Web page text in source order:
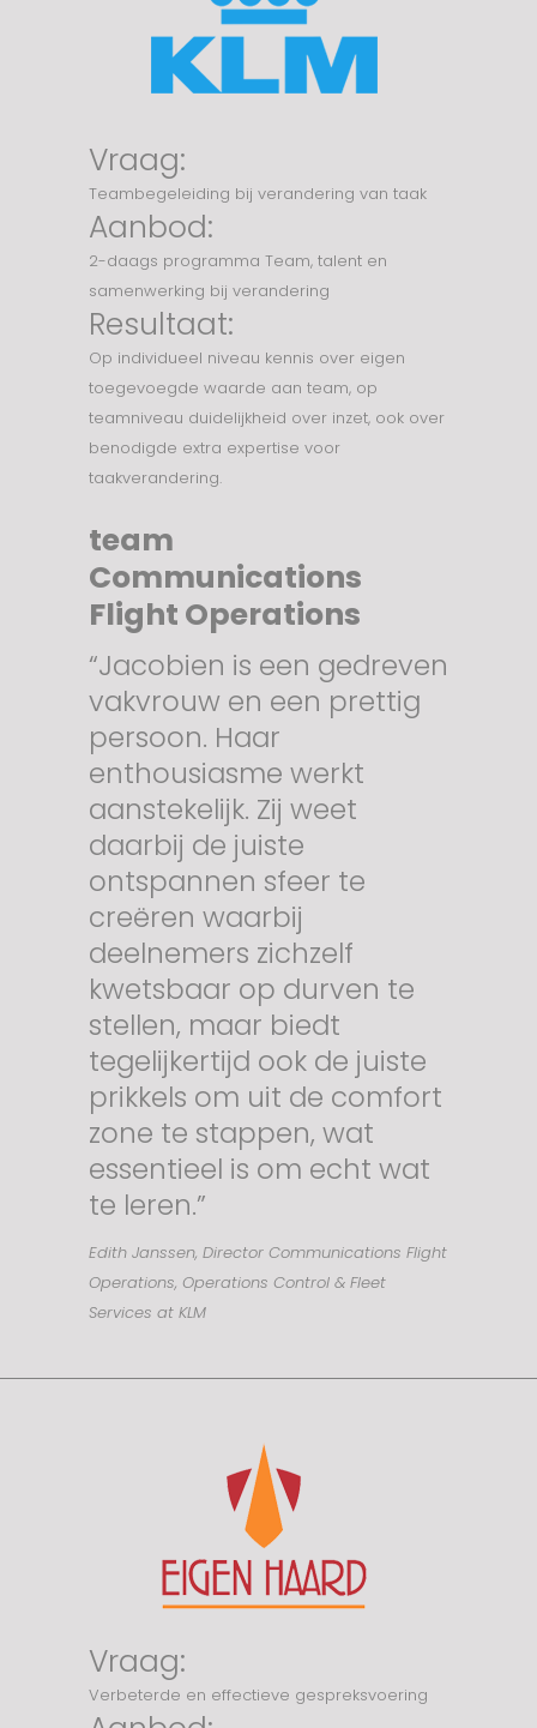
Vraag:
Teambegeleiding bij verandering van taak
Aanbod:
2-daags programma Team, talent en
samenwerking bij verandering
Resultaat:
Op individueel niveau kennis over eigen
toegevoegde waarde aan team, op
teamniveau duidelijkheid over inzet, ook over
benodigde extra expertise voor
taakverandering.
team
Communications
Flight Operations
“Jacobien is een gedreven
vakvrouw en een prettig
persoon. Haar
enthousiasme werkt
aanstekelijk. Zij weet
daarbij de juiste
ontspannen sfeer te
creëren waarbij
deelnemers zichzelf
kwetsbaar op durven te
stellen, maar biedt
tegelijkertijd ook de juiste
prikkels om uit de comfort
zone te stappen, wat
essentieel is om echt wat
te leren.”
Edith Janssen, Director Communications Flight
Operations, Operations Control & Fleet
Services at KLM
Vraag:
Verbeterde en effectieve gespreksvoering